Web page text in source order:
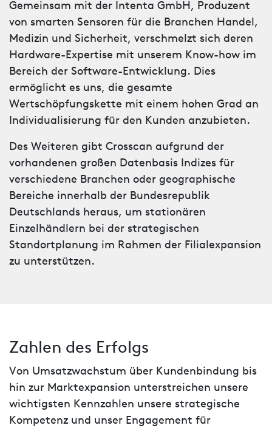
Gemeinsam mit der Intenta GmbH, Produzent
von smarten Sensoren für die Branchen Handel,
Medizin und Sicherheit, verschmelzt sich deren
Hardware-Expertise mit unserem Know-how im
Bereich der Software-Entwicklung. Dies
ermöglicht es uns, die gesamte
Wertschöpfungskette mit einem hohen Grad an
Individualisierung für den Kunden anzubieten.
Des Weiteren gibt Crosscan aufgrund der
vorhandenen großen Datenbasis Indizes für
verschiedene Branchen oder geographische
Bereiche innerhalb der Bundesrepublik
Deutschlands heraus, um stationären
Einzelhändlern bei der strategischen
Standortplanung im Rahmen der Filialexpansion
zu unterstützen.
Zahlen des Erfolgs
Von Umsatzwachstum über Kundenbindung bis
hin zur Marktexpansion unterstreichen unsere
wichtigsten Kennzahlen unsere strategische
Kompetenz und unser Engagement für